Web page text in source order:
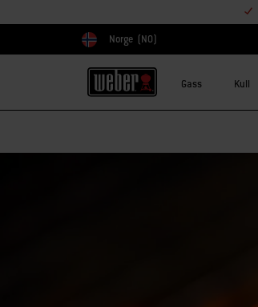
Velg land
Norge (NO)
Gass Kull